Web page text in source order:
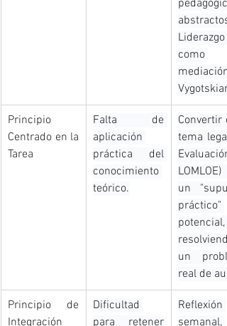
abstractos
Liderazgo
como
mediación
Principio
Centrado en la
Tarea
Falta de
aplicación
práctica del
conocimiento
teórico.
Convertir
tema legal
Evaluación
un
práctico"
potencial,
resolviendo
un
real de
Principio de
Integración
Dificultad
para retener
Reflexión
semanal,